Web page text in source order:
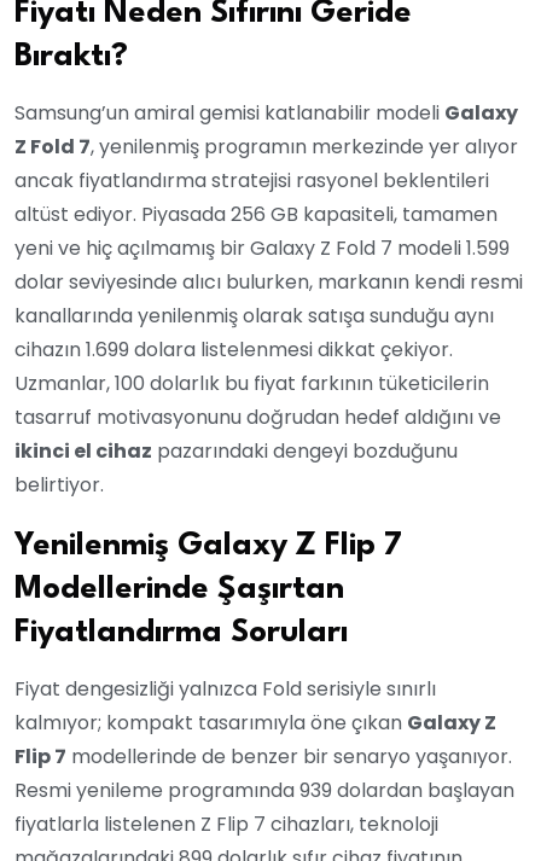
Fiyatı Neden Sıfırını Geride
Bıraktı?
Samsung’un amiral gemisi katlanabilir modeli Galaxy
Z Fold 7, yenilenmiş programın merkezinde yer alıyor
ancak fiyatlandırma stratejisi rasyonel beklentileri
altüst ediyor. Piyasada 256 GB kapasiteli, tamamen
yeni ve hiç açılmamış bir Galaxy Z Fold 7 modeli 1.599
dolar seviyesinde alıcı bulurken, markanın kendi resmi
kanallarında yenilenmiş olarak satışa sunduğu aynı
cihazın 1.699 dolara listelenmesi dikkat çekiyor.
Uzmanlar, 100 dolarlık bu fiyat farkının tüketicilerin
tasarruf motivasyonunu doğrudan hedef aldığını ve
ikinci el cihaz pazarındaki dengeyi bozduğunu
belirtiyor.
Yenilenmiş Galaxy Z Flip 7
Modellerinde Şaşırtan
Fiyatlandırma Soruları
Fiyat dengesizliği yalnızca Fold serisiyle sınırlı
kalmıyor; kompakt tasarımıyla öne çıkan Galaxy Z
Flip 7 modellerinde de benzer bir senaryo yaşanıyor.
Resmi yenileme programında 939 dolardan başlayan
fiyatlarla listelenen Z Flip 7 cihazları, teknoloji